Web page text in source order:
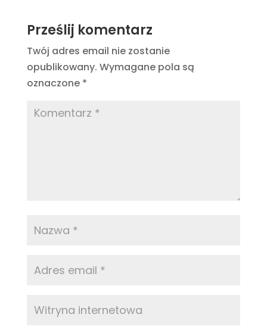
Prześlij komentarz
Twój adres email nie zostanie
opublikowany. Wymagane pola są
oznaczone *